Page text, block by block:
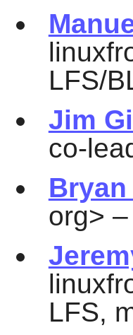
LFS/
Jim
co-
org>
LFS,